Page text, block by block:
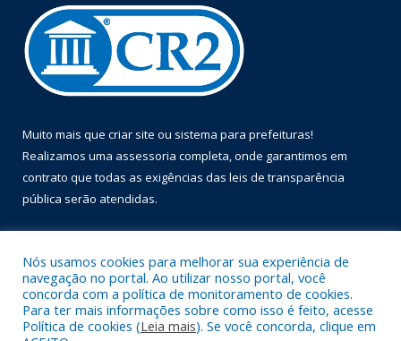
Muito mais que criar site ou sistema para prefeituras!
Realizamos uma assessoria completa, onde garantimos em
contrato que todas as exigências das leis de transparência
pública serão atendidas.
Todos os direitos reservados a Prefeitura Municipal de Óbidos.
Nós usamos cookies para melhorar sua experiência de
navegação no portal. Ao utilizar nosso portal, você
concorda com a política de monitoramento de cookies.
Para ter mais informações sobre como isso é feito, acesse
Política de cookies (Leia mais). Se você concorda, clique em